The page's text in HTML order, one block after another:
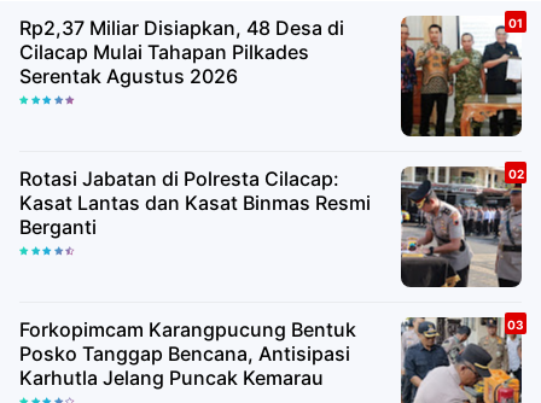
Rp2,37 Miliar Disiapkan, 48 Desa di
Cilacap Mulai Tahapan Pilkades
Serentak Agustus 2026
Rotasi Jabatan di Polresta Cilacap:
Kasat Lantas dan Kasat Binmas Resmi
Berganti
Forkopimcam Karangpucung Bentuk
Posko Tanggap Bencana, Antisipasi
Karhutla Jelang Puncak Kemarau